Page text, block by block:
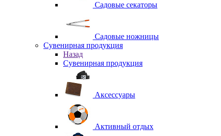
Садовые секаторы
Садовые ножницы
Сувенирная продукция
Назад
Сувенирная продукция
Аксессуары
Активный отдых